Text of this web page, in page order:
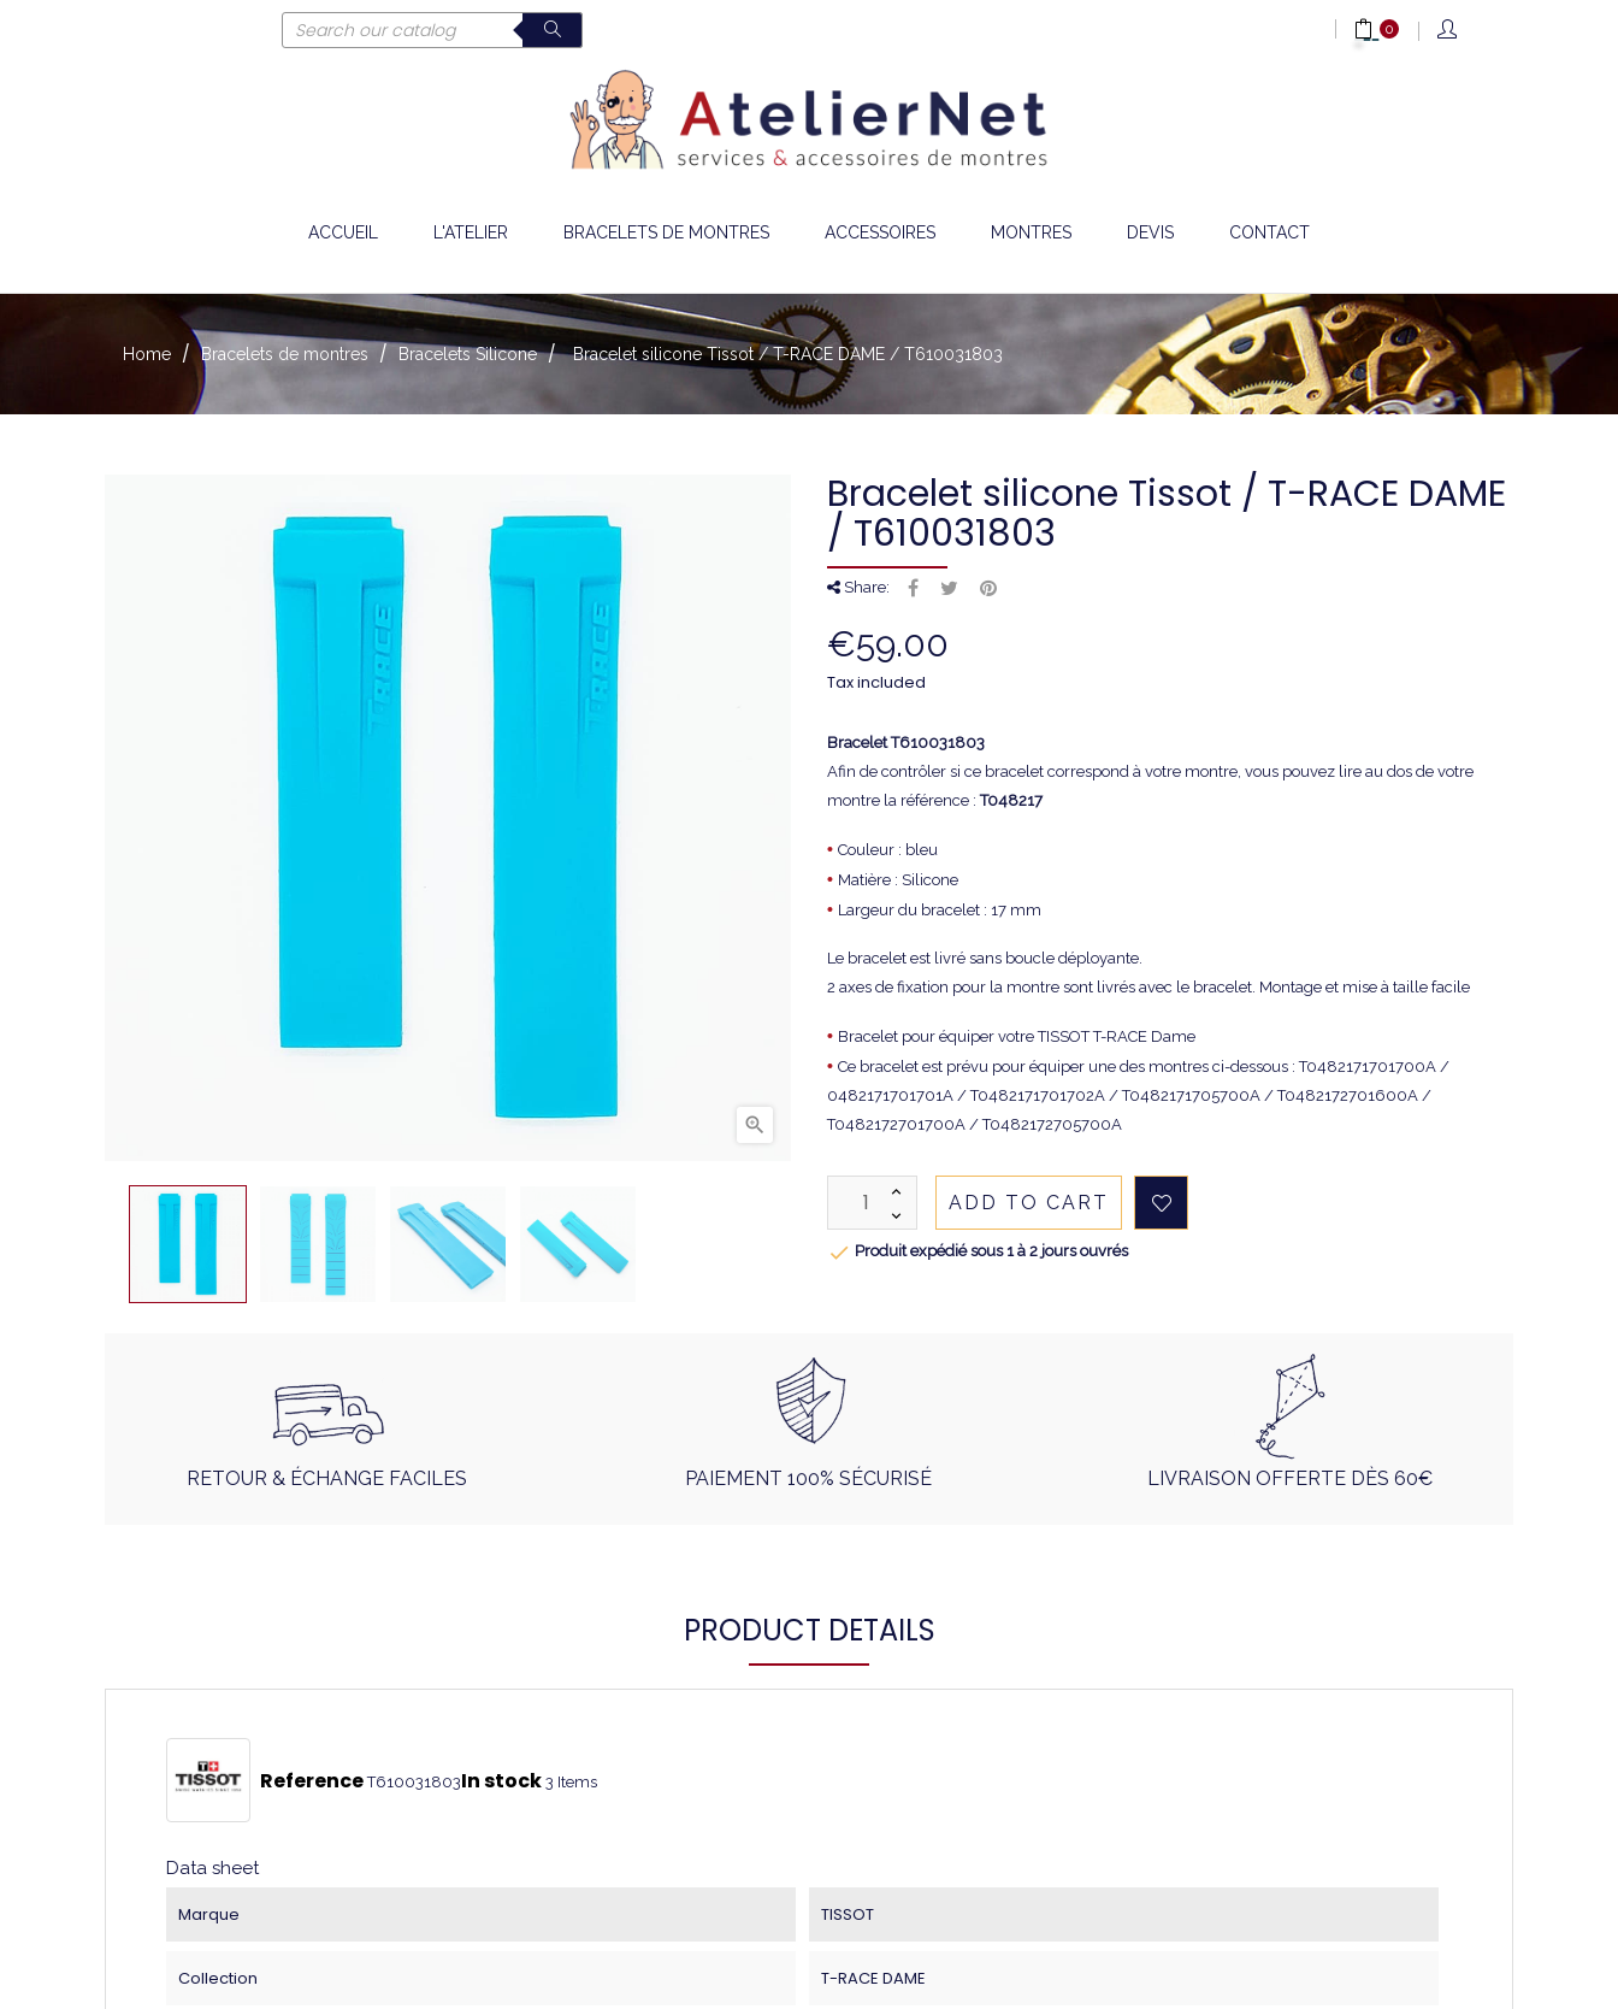
0
ACCUEIL L'ATELIER BRACELETS DE MONTRES ACCESSOIRES MONTRES DEVIS CONTACT
Home Bracelets de montres Bracelets Silicone Bracelet silicone Tissot / T-RACE DAME / T610031803

Bracelet silicone Tissot / T-RACE DAME
/ T610031803
Share:
€59.00
Tax included
Bracelet T610031803
Afin de contrôler si ce bracelet correspond à votre montre, vous pouvez lire au dos de votre
montre la référence :T048217
• Couleur : bleu
• Matière : Silicone
• Largeur du bracelet : 17 mm
Le bracelet est livré sans boucle déployante.
2 axes de fixation pour la montre sont livrés avec le bracelet. Montage et mise à taille facile
• Bracelet pour équiper votre TISSOT T-RACE Dame
• Ce bracelet est prévu pour équiper une des montres ci-dessous : T0482171701700A /
0482171701701A / T0482171701702A / T0482171705700A / T0482172701600A /
T0482172701700A / T0482172705700A
ADD TO CART
 Produit expédié sous 1 à 2 jours ouvrés
RETOUR & ÉCHANGE FACILES PAIEMENT 100% SÉCURISÉ LIVRAISON OFFERTE DÈS 60€
PRODUCT DETAILS
Reference T610031803In stock 3 Items
Data sheet
Marque TISSOT
Collection T-RACE DAME